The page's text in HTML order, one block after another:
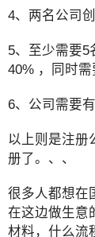
4、两名公司
5、至少需要5
40% ，同时需
6、公司需要
以上则是注册
册了。、、
很多人都想在
在这边做生意
材料，什么流